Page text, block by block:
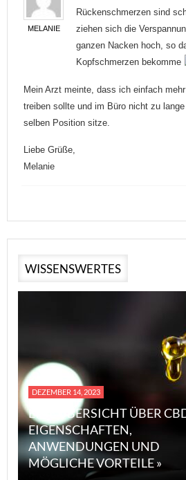
MELANIE
Rückenschmerzen sind
ziehen sich die
ganzen Nacken hoch, so
Kopfschmerzen bekomme
Mein Arzt meinte, dass ich einfach
treiben sollte und im Büro nicht zu
selben Position sitze.
Liebe Grüße,
Melanie
WISSENSWERTES
14, 2023
ÜBERSICHT ÜBER CBD-ÖL:
UND
VORTEILE »